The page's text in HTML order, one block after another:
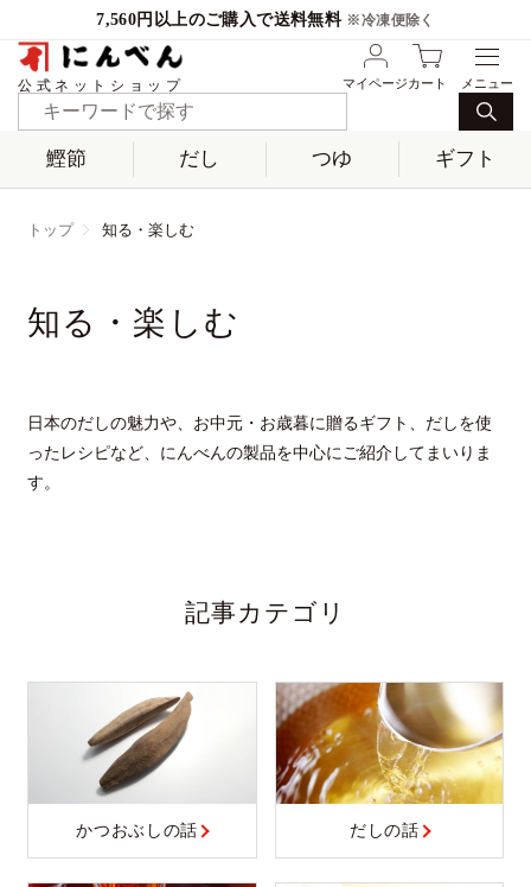
7,560円以上のご購入で送料無料 ※冷凍便除く
公式ネットショップ マイページカート
鰹節 だし つゆ ギフト
トップ 知る・楽しむ
知る・楽しむ
日本のだしの魅力や、お中元・お歳暮に贈るギフト、だしを使
ったレシピなど、 にんべんの製品を中心にご紹介してまいりま
す。
記事カテゴリ
かつおぶしの話 だしの話